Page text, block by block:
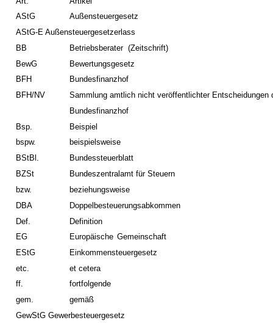
AStG
Außensteuergesetz
AStG-E Außensteuergesetzerlass
BB
Betriebsberater (Zeitschrift)
BewG
Bewertungsgesetz
BFH
Bundesfinanzhof
BFH/NV
Sammlung amtlich nicht veröffentlichter Entscheidungen
Bundesfinanzhof
Bsp.
Beispiel
bspw.
beispielsweise
BStBl.
Bundessteuerblatt
BZSt
Bundeszentralamt für Steuern
bzw.
beziehungsweise
DBA
Doppelbesteuerungsabkommen
Def.
Definition
EG
Europäische Gemeinschaft
EStG
Einkommensteuergesetz
etc.
et cetera
ff.
fortfolgende
gem.
gemäß
GewStG Gewerbesteuergesetz